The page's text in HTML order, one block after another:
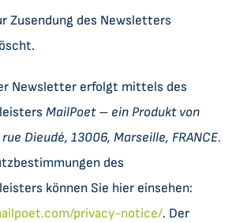
Zusendung des Newsletters
Newsletter erfolgt mittels des
MailPoet – ein Produkt von
rue Dieudé, 13006, Marseille, FRANCE.
des
können Sie hier einsehen:
privacy-notice/. Der